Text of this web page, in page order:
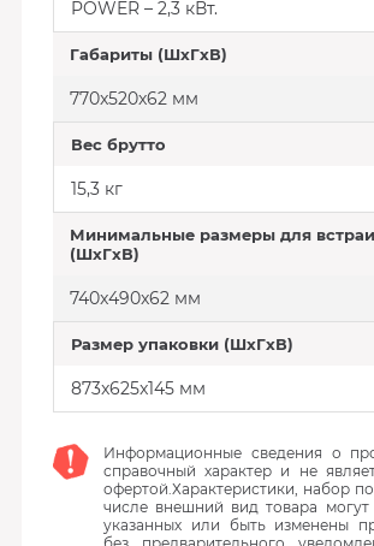
POWER – 2,3 кВт.
Габариты (ШxГxВ)
770x520x62 мм
Вес брутто
15,3 кг
Минимальные размеры для
(ШxГxВ)
740x490x62 мм
Размер упаковки (ШxГxВ)
873x625x145 мм
Информационные сведения о
справочный характер и не
офертой.Характеристики, набор
числе внешний вид товара могут
указанных или быть изменены